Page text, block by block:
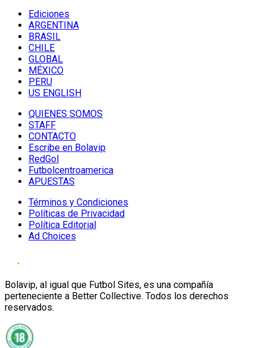
Ediciones
ARGENTINA
BRASIL
CHILE
GLOBAL
MÉXICO
PERU
US ENGLISH
QUIENES SOMOS
STAFF
CONTACTO
Escribe en Bolavip
RedGol
Futbolcentroamerica
APUESTAS
Términos y Condiciones
Políticas de Privacidad
Política Editorial
Ad Choices
Bolavip, al igual que Futbol Sites, es una compañía
perteneciente a Better Collective. Todos los derechos
reservados.